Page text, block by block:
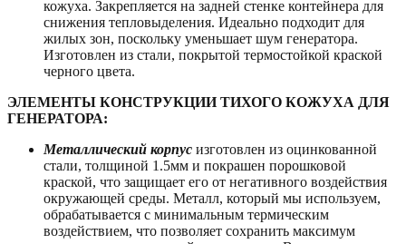
кожуха. Закрепляется на задней стенке контейнера для
снижения тепловыделения. Идеально подходит для
жилых зон, поскольку уменьшает шум генератора.
Изготовлен из стали, покрытой термостойкой краской
черного цвета.
ЭЛЕМЕНТЫ КОНСТРУКЦИИ ТИХОГО КОЖУХА ДЛЯ
ГЕНЕРАТОРА:
Металлический корпус изготовлен из оцинкованной
стали, толщиной 1.5мм и покрашен порошковой
краской, что защищает его от негативного воздействия
окружающей среды. Металл, который мы используем,
обрабатывается с минимальным термическим
воздействием, что позволяет сохранить максимум